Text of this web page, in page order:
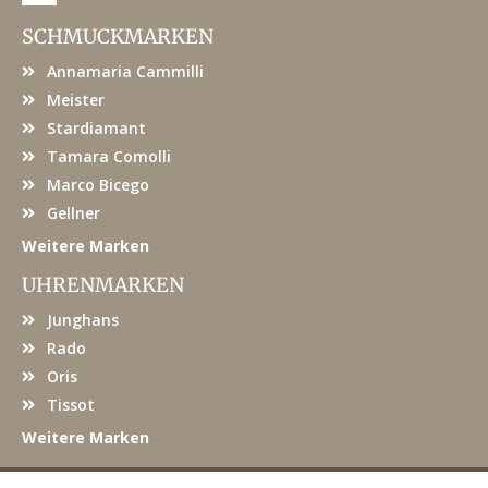
e
b
o
SCHMUCKMARKEN
Annamaria Cammilli
Meister
Stardiamant
Tamara Comolli
Marco Bicego
Gellner
Weitere Marken
UHRENMARKEN
Junghans
Rado
Oris
Tissot
Weitere Marken